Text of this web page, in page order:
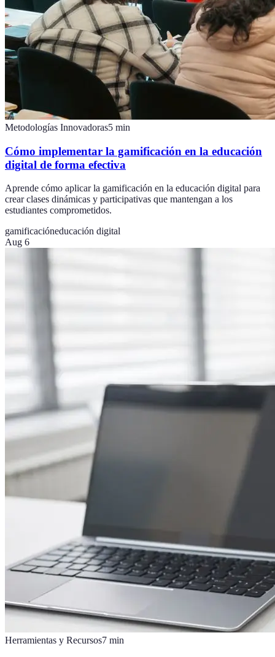
Metodologías Innovadoras5 min
Cómo implementar la gamificación en la educación
digital de forma efectiva
Aprende cómo aplicar la gamificación en la educación digital para
crear clases dinámicas y participativas que mantengan a los
estudiantes comprometidos.
gamificacióneducación digital
Aug 6
Herramientas y Recursos7 min